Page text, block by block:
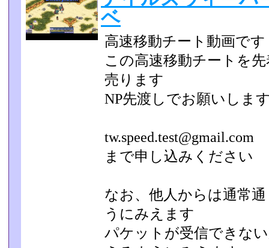
ベ
高速移動チート動画です
この高速移動チートを
売ります
NP先渡しでお願いしま
tw.speed.test@gmail.com
まで申し込みください
なお、他人からは通常
うにみえます
パケットが受信できな